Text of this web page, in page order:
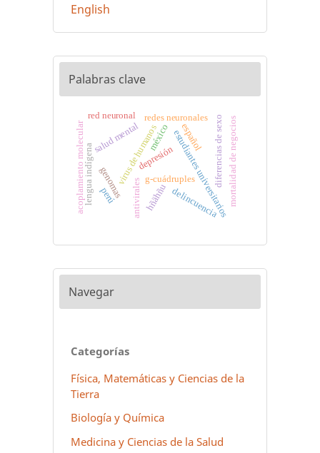
English
Palabras clave
depresiónestudiantes universitarios
diferencias de sexo
salud mental
g-cuádruples
virus de humanos
genomas antivirales delincuencia mortalidad de negocios
perú
lengua indígena hñähñu
español
redes neuronales
red neuronal
acoplamiento molecular méxico
Navegar
Categorías
Física, Matemáticas y Ciencias de la
Tierra
Biología y Química
Medicina y Ciencias de la Salud